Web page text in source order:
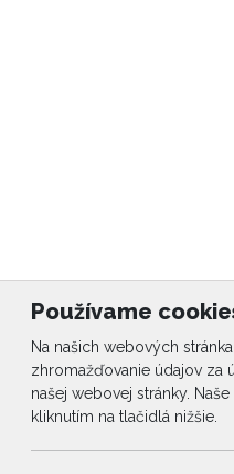
Používame
Na našich webových
zhromažďovanie údajov za
našej webovej stránky.
kliknutím na tlačidlá nižšie.